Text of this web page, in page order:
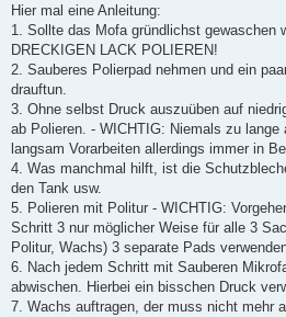
Hier mal eine Anleitung:
1. Sollte das Mofa gründlichst gewaschen
DRECKIGEN LACK POLIEREN!
2. Sauberes Polierpad nehmen und ein
drauftun.
3. Ohne selbst Druck auszuüben auf
ab Polieren. - WICHTIG: Niemals zu
langsam Vorarbeiten allerdings immer in
4. Was manchmal hilft, ist die
den Tank usw.
5. Polieren mit Politur - WICHTIG:
Schritt 3 nur möglicher Weise für alle 3
Politur, Wachs) 3 separate Pads
6. Nach jedem Schritt mit Sauberen
abwischen. Hierbei ein bisschen Druck
7. Wachs auftragen, der muss nicht mehr